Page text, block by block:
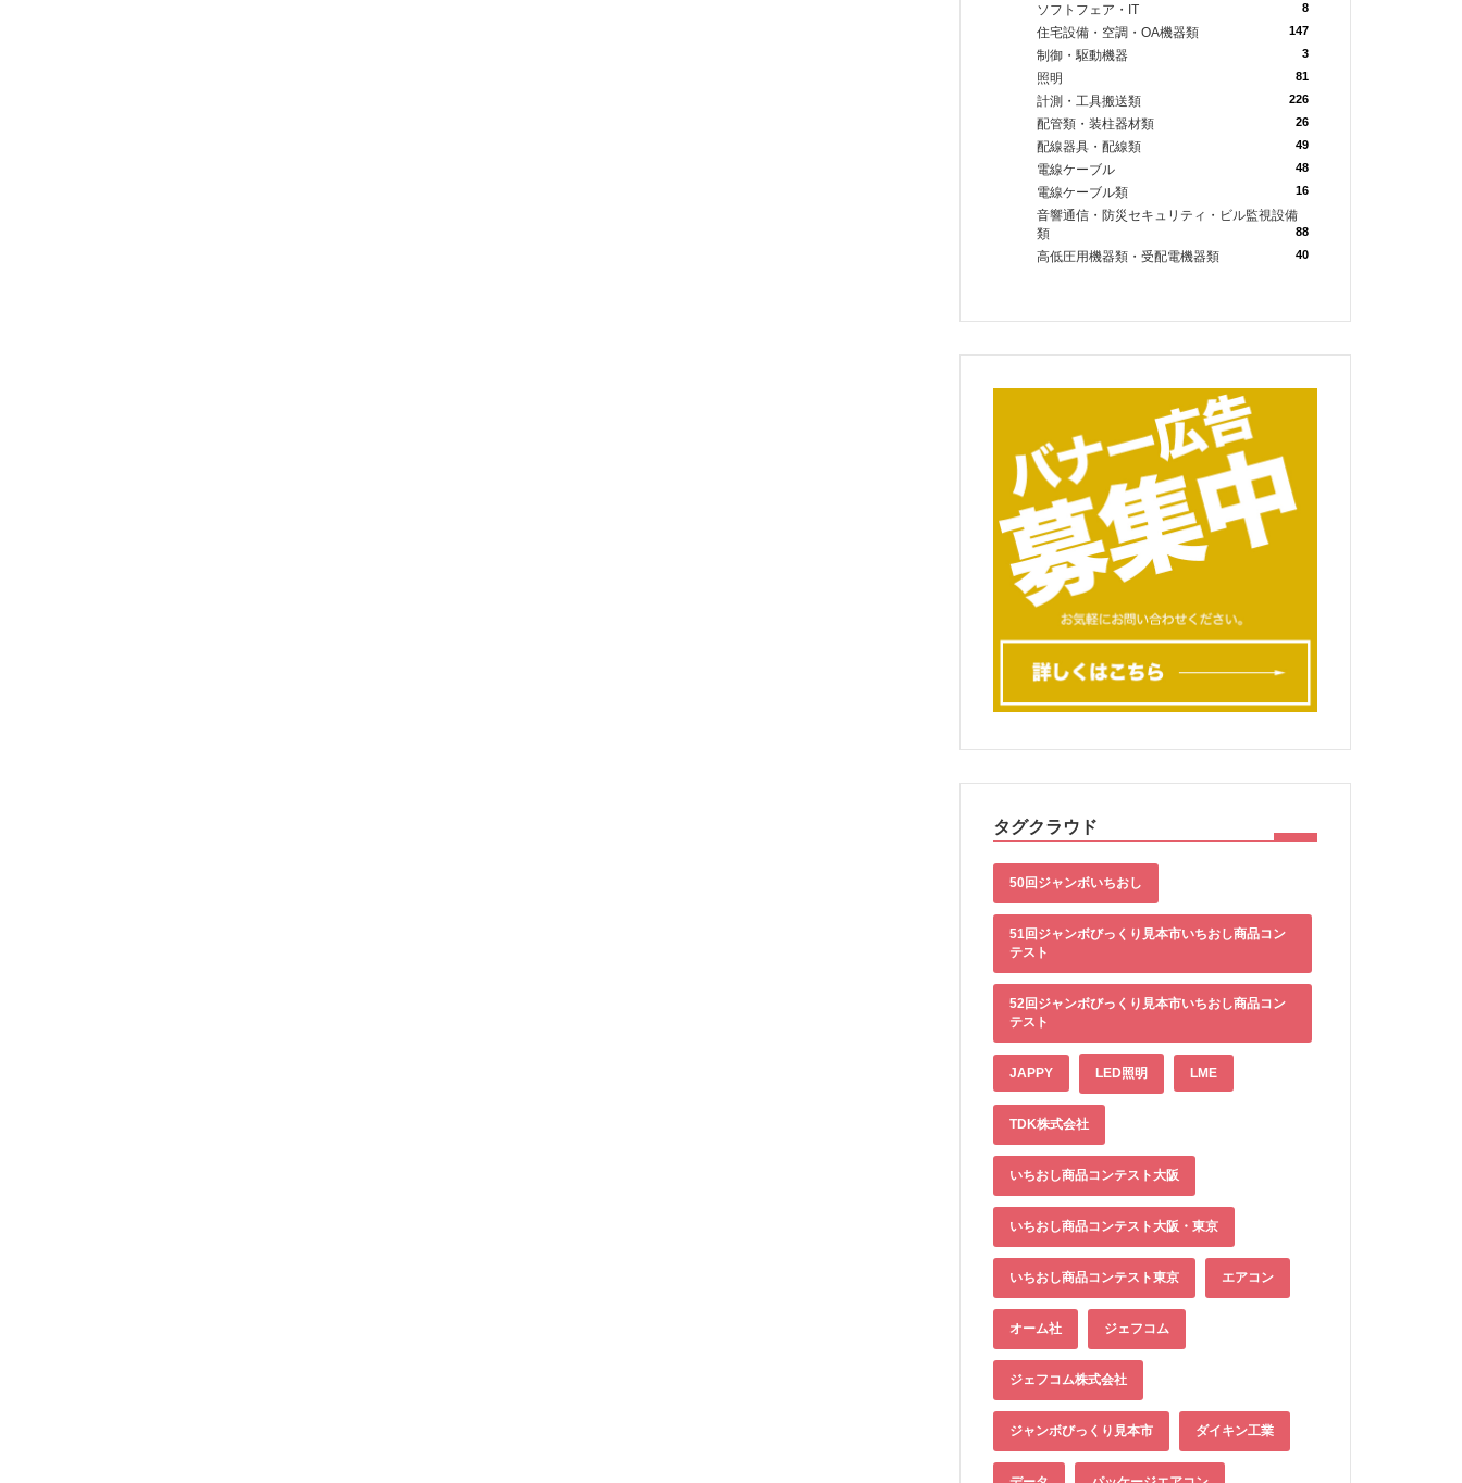
ソフトフェア・IT 8
住宅設備・空調・OA機器類 147
制御・駆動機器 3
照明 81
計測・工具搬送類 226
配管類・装柱器材類 26
配線器具・配線類 49
電線ケーブル 48
電線ケーブル類 16
音響通信・防災セキュリティ・ビル監視設備
類
88
高低圧用機器類・受配電機器類 40
タグクラウド
50回ジャンボいちおし
51回ジャンボびっくり見本市いちおし商品コン
テスト
52回ジャンボびっくり見本市いちおし商品コン
テスト
JAPPY LED照明 LME
TDK株式会社
いちおし商品コンテスト大阪
いちおし商品コンテスト大阪・東京
いちおし商品コンテスト東京 エアコン
オーム社 ジェフコム
ジェフコム株式会社
ジャンボびっくり見本市 ダイキン工業